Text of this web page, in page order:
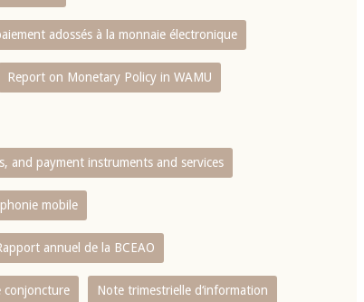
adossés à la monnaie électronique
Report on Monetary Policy in WAMU
and payment instruments and services
mobile
annuel de la BCEAO
conjoncture Note trimestrielle d‘information
Jean-
la cérémonie
annuel 2025
10 juin 2026
juin 2026, prononcée par son
Monsieur Jean-Claude Kassi BROU